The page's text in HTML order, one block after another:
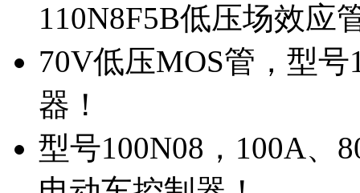
110N8F5B低压场效应
70V低压MOS管，型
器！
型号100N08，100A、